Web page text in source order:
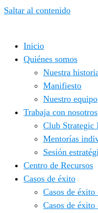
Saltar al contenido
Inicio
Quiénes somos
Nuestra
Manifiesto
Nuestro equipo
Trabaja con nosotros
Club Strategic
Mentorías
Sesión
Centro de Recursos
Casos de éxito
Casos de éxito
Casos de éxito